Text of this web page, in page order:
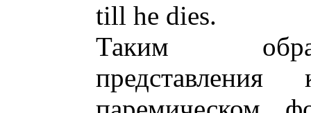
till he dies.
Таким